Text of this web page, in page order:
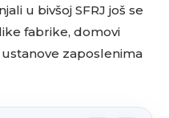
u bivšoj SFRJ još se
fabrike, domovi
zaposlenima